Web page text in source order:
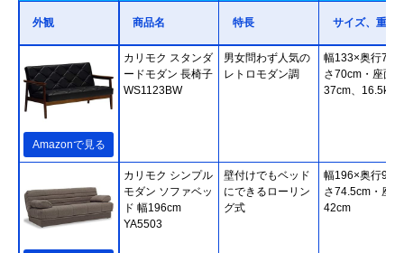
外観 商品名 特長 サイズ、重さ
Amazonで見る
カリモク スタンダ
ードモダン 長椅子
WS1123BW
男女問わず人気の
レトロモダン調
幅133×奥行70×
さ70cm・座面高
37cm、16.5kg
カリモク シンプル
モダン ソファベッ
ド 幅196cm
YA5503
壁付けでもベッド
にできるローリン
グ式
幅196×奥行93×
さ74.5cm・座高
42cm